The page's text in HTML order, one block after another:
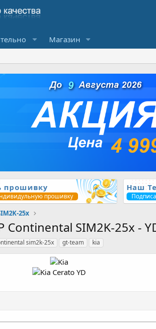
Магазин
прошивку
прошивку
Наш
25x
Continental SIM2K-25x -
sim2k-25x gt-team kia